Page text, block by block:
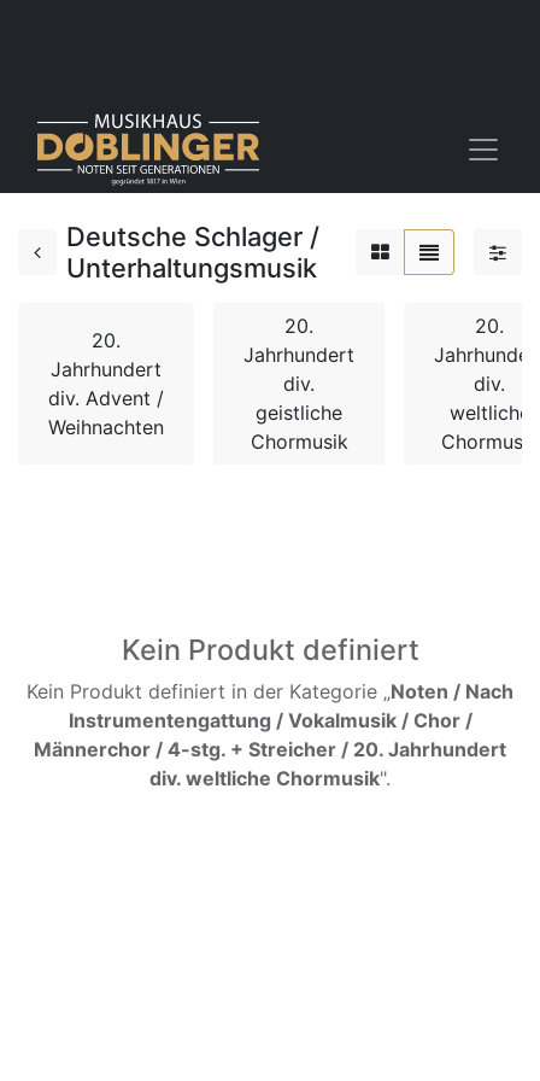
Deutsche Schlager /
Unterhaltungsmusik
20.
Jahrhundert
div. Advent /
Weihnachten
20.
Jahrhundert
div.
geistliche
Chormusik
20.
div.
weltliche
Chormusik
Kein Produkt definiert
Kein Produkt definiert in der Kategorie „Noten / Nach
Instrumentengattung / Vokalmusik / Chor /
Männerchor / 4-stg. + Streicher / 20. Jahrhundert
div. weltliche Chormusik".